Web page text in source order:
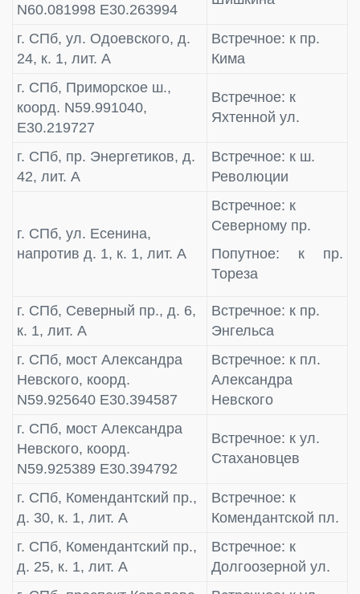
N60.081998 E30.263994
г. СПб, ул. Одоевского, д.
24, к. 1, лит. А
Встречное: к пр.
Кима
г. СПб, Приморское ш.,
коорд. N59.991040,
E30.219727
Встречное: к
Яхтенной ул.
г. СПб, пр. Энергетиков, д.
42, лит. А
Встречное: к ш.
Революции
г. СПб, ул. Есенина,
напротив д. 1, к. 1, лит. А
Встречное: к
Северному пр.
Попутное: к пр.
Тореза
г. СПб, Северный пр., д. 6,
к. 1, лит. А
Встречное: к пр.
Энгельса
г. СПб, мост Александра
Невского, коорд.
N59.925640 E30.394587
Встречное: к пл.
Александра
Невского
г. СПб, мост Александра
Невского, коорд.
N59.925389 E30.394792
Встречное: к ул.
Стахановцев
г. СПб, Комендантский пр.,
д. 30, к. 1, лит. А
Встречное: к
Комендантской пл.
г. СПб, Комендантский пр.,
д. 25, к. 1, лит. А
Встречное: к
Долгоозерной ул.